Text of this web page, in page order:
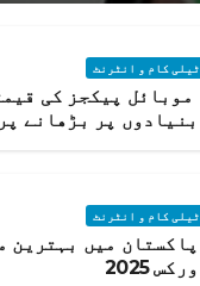
ٹیلی کام و انٹرنٹ
موبائل پیکجز کی
بنیادوں پر بڑھانے
ٹیلی کام و انٹرنٹ
پاکستان میں بہترین
ورکس 2025